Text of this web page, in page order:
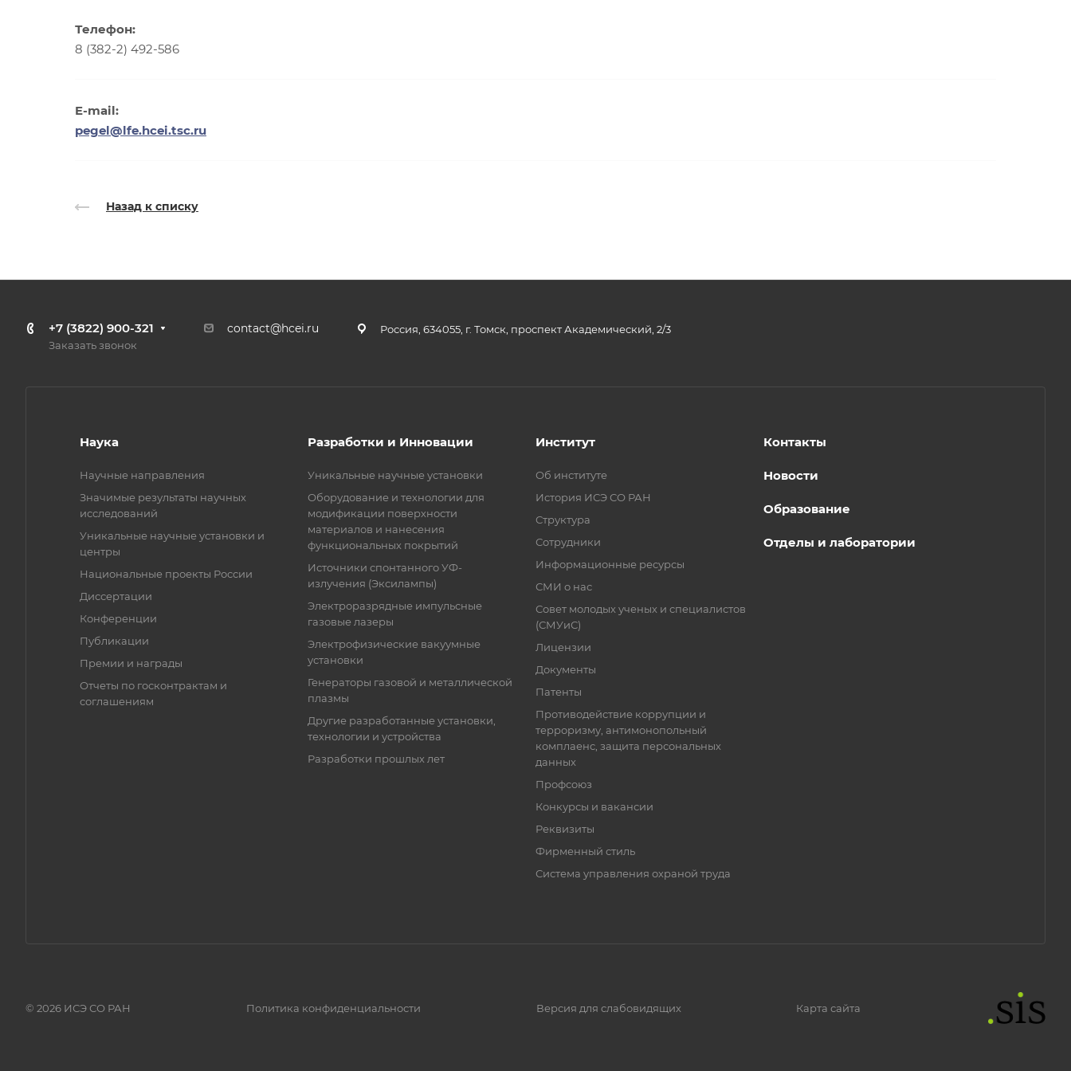
Телефон:
8 (382-2) 492-586
E-mail:
pegel@lfe.hcei.tsc.ru
Назад к списку
+7 (3822) 900-321
Заказать звонок
contact@hcei.ru Россия, 634055, г. Томск, проспект Академический, 2/3
Наука
Научные направления
Значимые результаты научных
исследований
Уникальные научные установки и
центры
Национальные проекты России
Диссертации
Конференции
Публикации
Премии и награды
Отчеты по госконтрактам и
соглашениям
Разработки и Инновации
Уникальные научные установки
Оборудование и технологии для
модификации поверхности
материалов и нанесения
функциональных покрытий
Источники спонтанного УФ-
излучения (Эксилампы)
Электроразрядные импульсные
газовые лазеры
Электрофизические вакуумные
установки
Генераторы газовой и металлической
плазмы
Другие разработанные установки,
технологии и устройства
Разработки прошлых лет
Институт
Об институте
История ИСЭ СО РАН
Структура
Сотрудники
Информационные ресурсы
СМИ о нас
Совет молодых ученых и специалистов
(СМУиС)
Лицензии
Документы
Патенты
Противодействие коррупции и
терроризму, антимонопольный
комплаенс, защита персональных
данных
Профсоюз
Конкурсы и вакансии
Реквизиты
Фирменный стиль
Система управления охраной труда
Контакты
Новости
Образование
Отделы и лаборатории
© 2026 ИСЭ СО РАН Политика конфиденциальности Версия для слабовидящих Карта сайта